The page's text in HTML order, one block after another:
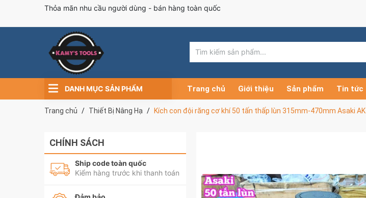
Thỏa mãn nhu cầu người dùng - bán hàng toàn quốc
DANH MỤC SẢN PHẨM Trang chủ Giới thiệu Sản phẩm Tin tức
Trang chủ Thiết Bị Nâng Hạ Kích con đội răng cơ khí 50 tấn thấp lùn 315mm-470mm Asaki
CHÍNH SÁCH
Ship code toàn quốc
Kiểm hàng trước khi thanh toán